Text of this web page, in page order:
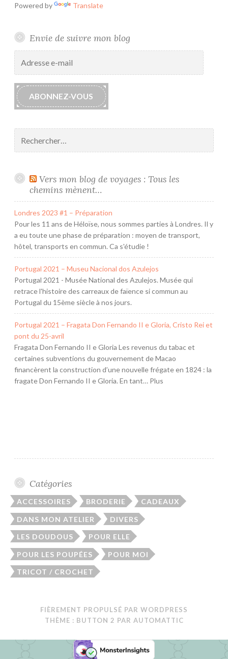
Powered by Translate
Envie de suivre mon blog
mail
ABONNEZ-VOUS
Vers mon blog de voyages : Tous les
chemins mènent…
Londres 2023 #1 – Préparation
Pour les 11 ans de Héloïse, nous sommes parties à Londres. Il y
a eu toute une phase de préparation : moyen de transport,
hôtel, transports en commun. Ca s'étudie !
Portugal 2021 – Museu Nacional dos Azulejos
Portugal 2021 - Musée National des Azulejos. Musée qui
retrace l'histoire des carreaux de faïence si commun au
Portugal du 15ème siècle à nos jours.
Portugal 2021 – Fragata Don Fernando II e Gloria, Cristo Rei et
pont du 25-avril
Fragata Don Fernando II e Gloria Les revenus du tabac et
certaines subventions du gouvernement de Macao
financèrent la construction d’une nouvelle frégate en 1824 : la
fragate Don Fernando II e Gloria. En tant… Plus
Catégories
ACCESSOIRES BRODERIE CADEAUX
DANS MON ATELIER DIVERS
LES DOUDOUS POUR ELLE
POUR LES POUPÉES POUR MOI
TRICOT / CROCHET
FIÈREMENT PROPULSÉ PAR WORDPRESS
THÈME : BUTTON 2 PAR AUTOMATTIC